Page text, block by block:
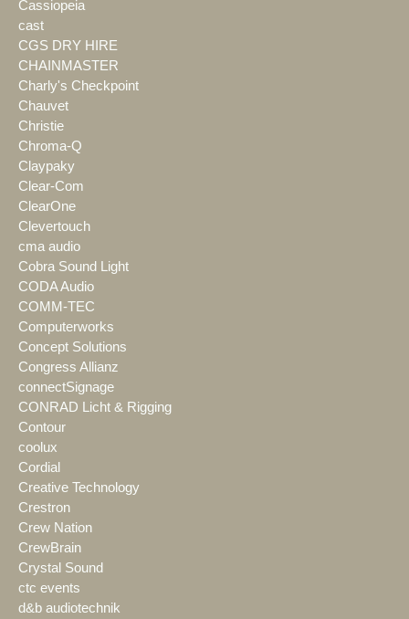
Cassiopeia
cast
CGS DRY HIRE
CHAINMASTER
Charly's Checkpoint
Chauvet
Christie
Chroma-Q
Claypaky
Clear-Com
ClearOne
Clevertouch
cma audio
Cobra Sound Light
CODA Audio
COMM-TEC
Computerworks
Concept Solutions
Congress Allianz
connectSignage
CONRAD Licht & Rigging
Contour
coolux
Cordial
Creative Technology
Crestron
Crew Nation
CrewBrain
Crystal Sound
ctc events
d&b audiotechnik